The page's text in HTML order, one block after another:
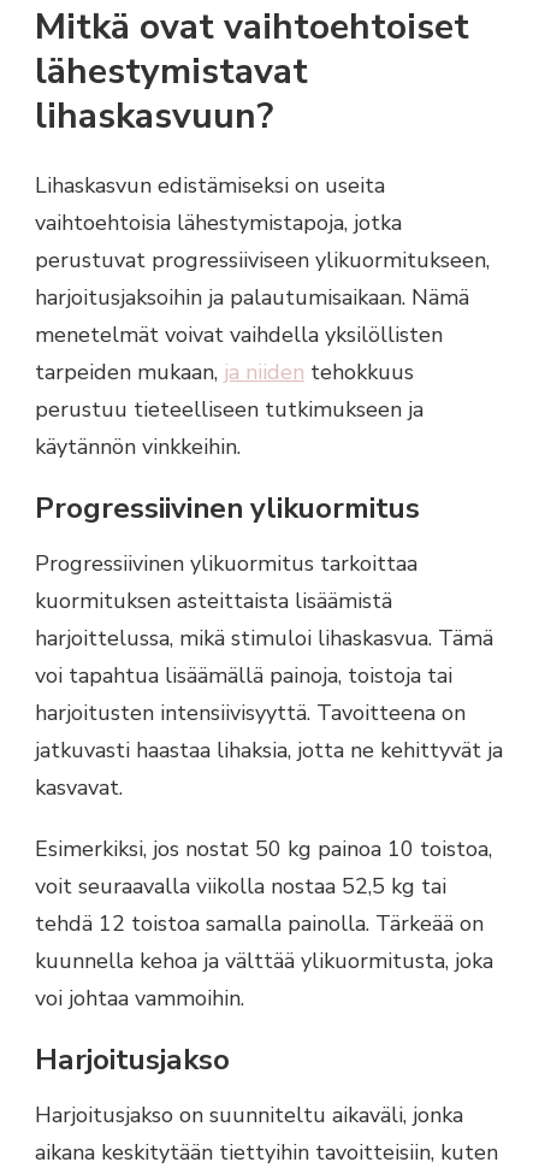
Mitkä ovat vaihtoehtoiset
lähestymistavat
lihaskasvuun?
Lihaskasvun edistämiseksi on useita
vaihtoehtoisia lähestymistapoja, jotka
perustuvat progressiiviseen ylikuormitukseen,
harjoitusjaksoihin ja palautumisaikaan. Nämä
menetelmät voivat vaihdella yksilöllisten
tarpeiden mukaan, ja niiden tehokkuus
perustuu tieteelliseen tutkimukseen ja
käytännön vinkkeihin.
Progressiivinen ylikuormitus
Progressiivinen ylikuormitus tarkoittaa
kuormituksen asteittaista lisäämistä
harjoittelussa, mikä stimuloi lihaskasvua. Tämä
voi tapahtua lisäämällä painoja, toistoja tai
harjoitusten intensiivisyyttä. Tavoitteena on
jatkuvasti haastaa lihaksia, jotta ne kehittyvät ja
kasvavat.
Esimerkiksi, jos nostat 50 kg painoa 10 toistoa,
voit seuraavalla viikolla nostaa 52,5 kg tai
tehdä 12 toistoa samalla painolla. Tärkeää on
kuunnella kehoa ja välttää ylikuormitusta, joka
voi johtaa vammoihin.
Harjoitusjakso
Harjoitusjakso on suunniteltu aikaväli, jonka
aikana keskitytään tiettyihin tavoitteisiin, kuten